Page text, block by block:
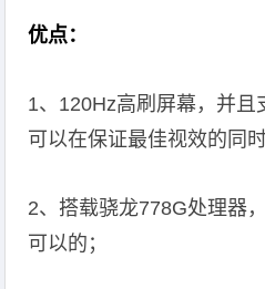
优点：
1、120Hz高刷屏幕，并且
可以在保证最佳视效的同
2、搭载骁龙778G处理器
可以的；